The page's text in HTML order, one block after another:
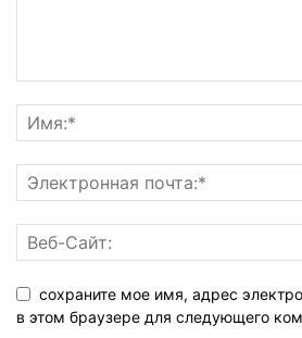
сохраните мое имя, адрес
в этом браузере для следующего